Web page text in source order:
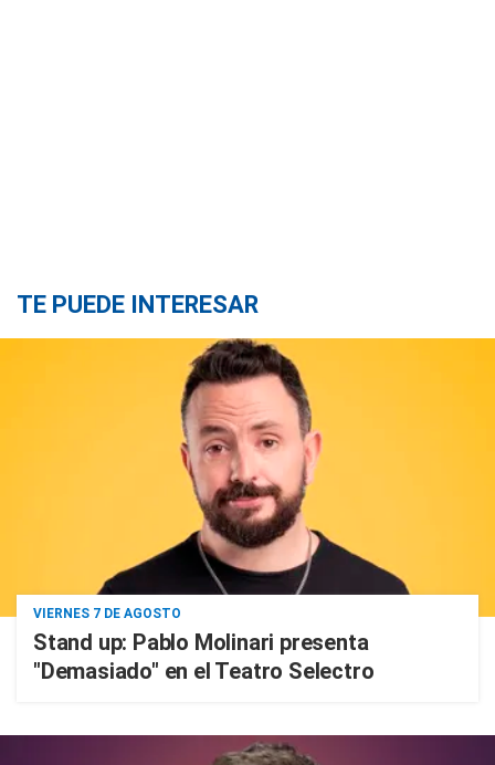
TE PUEDE INTERESAR
VIERNES 7 DE AGOSTO
Stand up: Pablo Molinari presenta
"Demasiado" en el Teatro Selectro